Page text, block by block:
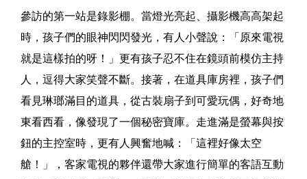
參訪的第一站是錄影棚。當燈光亮起、攝影機高高架起
時，孩子們的眼神閃閃發光，有人小聲說：「原來電視
就是這樣拍的呀！」更有孩子忍不住在鏡頭前模仿主持
人，逗得大家笑聲不斷。接著，在道具庫房裡，孩子們
看見琳瑯滿目的道具，從古裝扇子到可愛玩偶，好奇地
東看西看，像發現了一個秘密寶庫。走進滿是螢幕與按
鈕的主控室時，更有人興奮地喊：「這裡好像太空
艙！」，客家電視的夥伴還帶大家進行簡單的客語互動